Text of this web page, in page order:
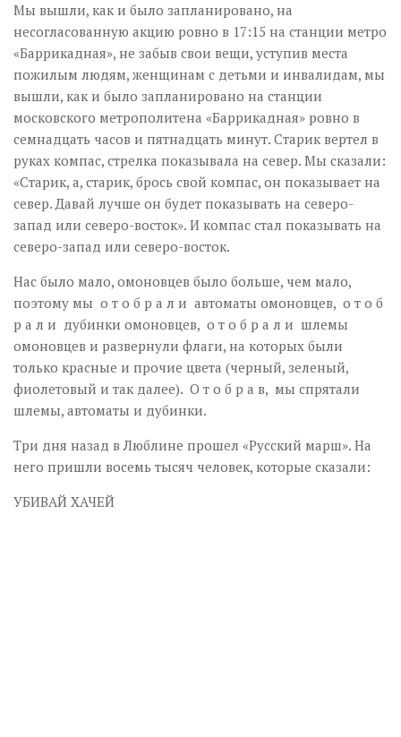
Музика революції
Візуальне
Научпоп
Головне
Цитати
Inter/antinational
Мы вышли, как и было запланировано, на
несогласованную акцию ровно в 17:15 на станции метро
«Баррикадная», не забыв свои вещи, уступив места
пожилым людям, женщинам с детьми и инвалидам, мы
вышли, как и было запланировано на станции
московского метрополитена «Баррикадная» ровно в
семнадцать часов и пятнадцать минут. Старик вертел в
руках компас, стрелка показывала на север. Мы сказали:
«Старик, а, старик, брось свой компас, он показывает на
север. Давай лучше он будет показывать на северо-
запад или северо-восток». И компас стал показывать на
северо-запад или северо-восток.
Нас было мало, омоновцев было больше, чем мало,
поэтому мы о т о б р а л и автоматы омоновцев, о т о б
р а л и дубинки омоновцев, о т о б р а л и шлемы
омоновцев и развернули флаги, на которых были
только красные и прочие цвета (черный, зеленый,
фиолетовый и так далее). О т о б р а в, мы спрятали
шлемы, автоматы и дубинки.
Три дня назад в Люблине прошел «Русский марш». На
него пришли восемь тысяч человек, которые сказали:
УБИВАЙ ХАЧЕЙ